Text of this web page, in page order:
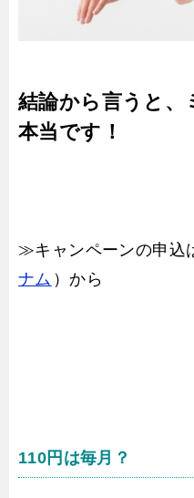
結論から言うと、
本当です！
≫キャンペーンの申込
ナム ）から
110円は毎月？